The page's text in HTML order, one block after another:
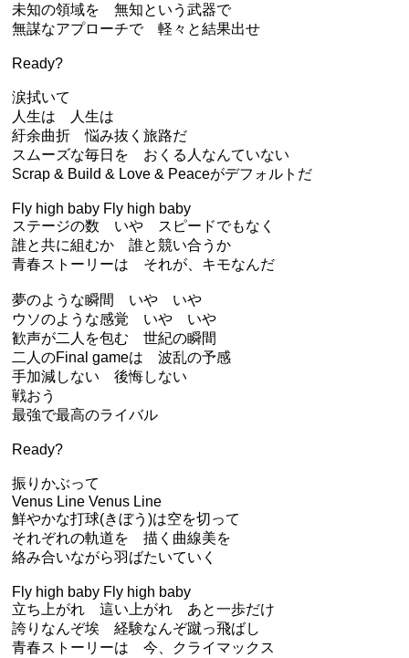
未知の領域を 無知という武器で
無謀なアプローチで 軽々と結果出せ
Ready?
涙拭いて
人生は 人生は
紆余曲折 悩み抜く旅路だ
スムーズな毎日を おくる人なんていない
Scrap & Build & Love & Peaceがデフォルトだ
Fly high baby Fly high baby
ステージの数 いや スピードでもなく
誰と共に組むか 誰と競い合うか
青春ストーリーは それが、キモなんだ
夢のような瞬間 いや いや
ウソのような感覚 いや いや
歓声が二人を包む 世紀の瞬間
二人のFinal gameは 波乱の予感
手加減しない 後悔しない
戦おう
最強で最高のライバル
Ready?
振りかぶって
Venus Line Venus Line
鮮やかな打球(きぼう)は空を切って
それぞれの軌道を 描く曲線美を
絡み合いながら羽ばたいていく
Fly high baby Fly high baby
立ち上がれ 這い上がれ あと一歩だけ
誇りなんぞ埃 経験なんぞ蹴っ飛ばし
青春ストーリーは 今、クライマックス